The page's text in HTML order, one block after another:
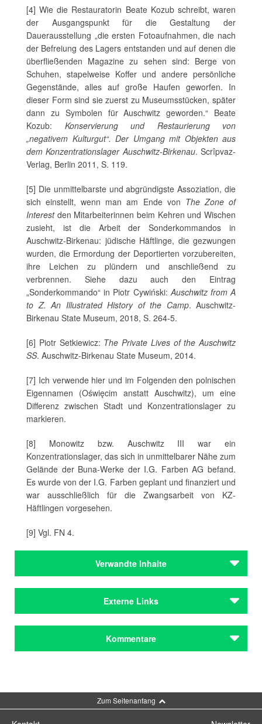
[4] Wie die Restauratorin Beate Kozub schreibt, waren
der Ausgangspunkt für die Gestaltung der
Dauerausstellung „die ersten Fotoaufnahmen, die nach
der Befreiung des Lagers entstanden und auf denen die
überfließenden Magazine zu sehen sind: Berge von
Schuhen, stapelweise Koffer und andere persönliche
Gegenstände, alles auf große Haufen geworfen. In
dieser Form sind sie zuerst zu Museumsstücken, später
dann zu Symbolen für Auschwitz geworden.“ Beate
Kozub: Konservierung und Restaurierung von
„negativem Kulturgut“. Der Umgang mit Objekten aus
dem Konzentrationslager Auschwitz-Birkenau. Scrîpvaz-
Verlag, Berlin 2011, S. 119.
[5] Die unmittelbarste und abgründigste Assoziation, die
sich einstellt, wenn man am Ende von The Zone of
Interestden Mitarbeiterinnen beim Kehren und Wischen
zusieht, ist die Arbeit der Sonderkommandos in
Auschwitz-Birkenau: jüdische Häftlinge, die gezwungen
wurden, die Ermordung der Deportierten vorzubereiten,
ihre Leichen zu plündern und anschließend zu
verbrennen. Siehe dazu auch den Eintrag
„Sonderkommando“ in Piotr Cywiński:Auschwitz from A
to Z. An Illustrated History of the Camp. Auschwitz-
Birkenau State Museum, 2018, S. 264-5.
[6] Piotr Setkiewicz: The Private Lives of the Auschwitz
SS. Auschwitz-Birkenau State Museum, 2014.
[7] Ich verwende hier und im Folgenden den polnischen
Eigennamen (Oświęcim anstatt Auschwitz), um eine
Differenz zwischen Stadt und Konzentrationslager zu
markieren.
[8] Monowitz bzw. Auschwitz III war ein
Konzentrationslager, das sich in unmittelbarer Nähe zum
Gelände der Buna-Werke der I.G. Farben AG befand.
Es wurde von der I.G. Farben geplant und finanziert und
war ausschließlich für die Zwangsarbeit von KZ-
Häftlingen vorgesehen.
[9] Vgl. FN 4.
Verwandte Inhalte
Monacensia im Hildebrandhaus
Institutionen
Monacensia im Hildebrandhaus
München
Externe Links
Kommentare
Zum Seitenanfang